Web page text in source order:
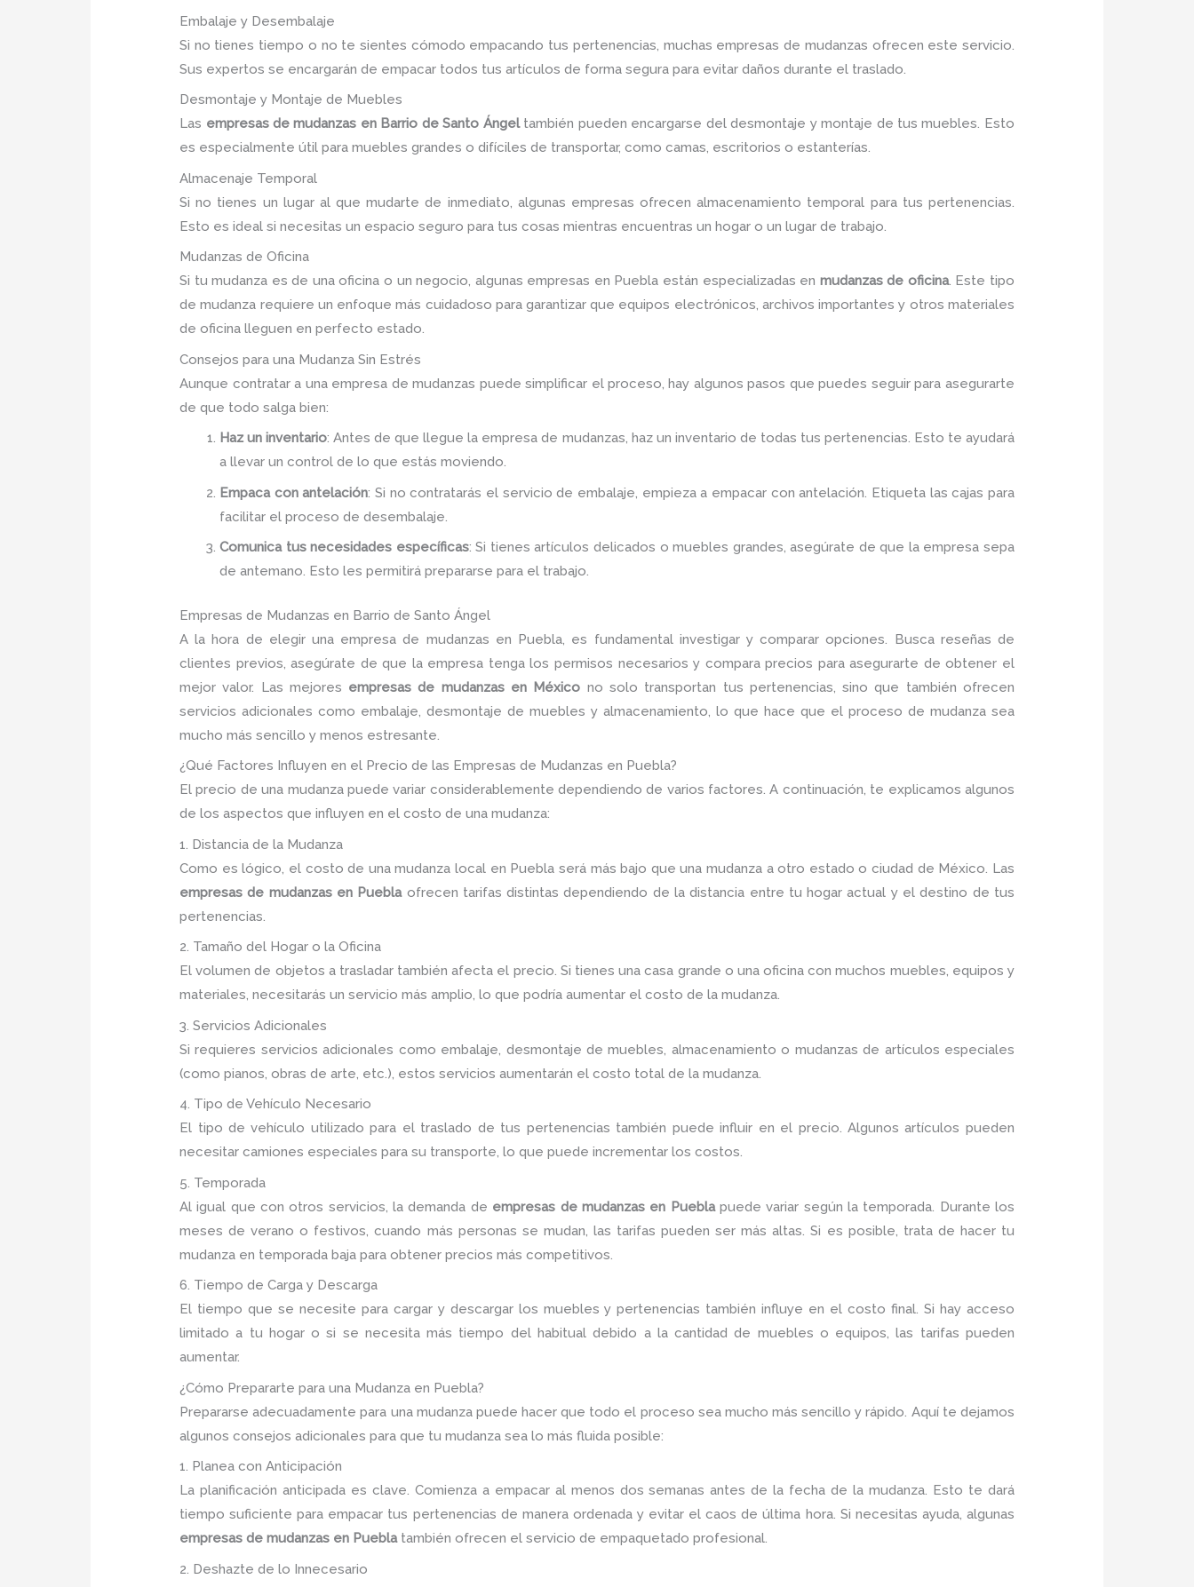
Embalaje y Desembalaje
Si no tienes tiempo o no te sientes cómodo empacando tus pertenencias, muchas empresas de mudanzas ofrecen este servicio.
Sus expertos se encargarán de empacar todos tus artículos de forma segura para evitar daños durante el traslado.
Desmontaje y Montaje de Muebles
Las empresas de mudanzas en Barrio de Santo Ángel también pueden encargarse del desmontaje y montaje de tus muebles. Esto
es especialmente útil para muebles grandes o difíciles de transportar, como camas, escritorios o estanterías.
Almacenaje Temporal
Si no tienes un lugar al que mudarte de inmediato, algunas empresas ofrecen almacenamiento temporal para tus pertenencias.
Esto es ideal si necesitas un espacio seguro para tus cosas mientras encuentras un hogar o un lugar de trabajo.
Mudanzas de Oficina
Si tu mudanza es de una oficina o un negocio, algunas empresas en Puebla están especializadas en mudanzas de oficina. Este tipo
de mudanza requiere un enfoque más cuidadoso para garantizar que equipos electrónicos, archivos importantes y otros materiales
de oficina lleguen en perfecto estado.
Consejos para una Mudanza Sin Estrés
Aunque contratar a una empresa de mudanzas puede simplificar el proceso, hay algunos pasos que puedes seguir para asegurarte
de que todo salga bien:
Haz un inventario: Antes de que llegue la empresa de mudanzas, haz un inventario de todas tus pertenencias. Esto te ayudará
a llevar un control de lo que estás moviendo.
Empaca con antelación: Si no contratarás el servicio de embalaje, empieza a empacar con antelación. Etiqueta las cajas para
facilitar el proceso de desembalaje.
Comunica tus necesidades específicas: Si tienes artículos delicados o muebles grandes, asegúrate de que la empresa sepa
de antemano. Esto les permitirá prepararse para el trabajo.
Empresas de Mudanzas en Barrio de Santo Ángel
A la hora de elegir una empresa de mudanzas en Puebla, es fundamental investigar y comparar opciones. Busca reseñas de
clientes previos, asegúrate de que la empresa tenga los permisos necesarios y compara precios para asegurarte de obtener el
mejor valor. Las mejores empresas de mudanzas en México no solo transportan tus pertenencias, sino que también ofrecen
servicios adicionales como embalaje, desmontaje de muebles y almacenamiento, lo que hace que el proceso de mudanza sea
mucho más sencillo y menos estresante.
¿Qué Factores Influyen en el Precio de las Empresas de Mudanzas en Puebla?
El precio de una mudanza puede variar considerablemente dependiendo de varios factores. A continuación, te explicamos algunos
de los aspectos que influyen en el costo de una mudanza:
1. Distancia de la Mudanza
Como es lógico, el costo de una mudanza local en Puebla será más bajo que una mudanza a otro estado o ciudad de México. Las
empresas de mudanzas en Pueblaofrecen tarifas distintas dependiendo de la distancia entre tu hogar actual y el destino de tus
pertenencias.
2. Tamaño del Hogar o la Oficina
El volumen de objetos a trasladar también afecta el precio. Si tienes una casa grande o una oficina con muchos muebles, equipos y
materiales, necesitarás un servicio más amplio, lo que podría aumentar el costo de la mudanza.
3. Servicios Adicionales
Si requieres servicios adicionales como embalaje, desmontaje de muebles, almacenamiento o mudanzas de artículos especiales
(como pianos, obras de arte, etc.), estos servicios aumentarán el costo total de la mudanza.
4. Tipo de Vehículo Necesario
El tipo de vehículo utilizado para el traslado de tus pertenencias también puede influir en el precio. Algunos artículos pueden
necesitar camiones especiales para su transporte, lo que puede incrementar los costos.
5. Temporada
Al igual que con otros servicios, la demanda de empresas de mudanzas en Pueblapuede variar según la temporada. Durante los
meses de verano o festivos, cuando más personas se mudan, las tarifas pueden ser más altas. Si es posible, trata de hacer tu
mudanza en temporada baja para obtener precios más competitivos.
6. Tiempo de Carga y Descarga
El tiempo que se necesite para cargar y descargar los muebles y pertenencias también influye en el costo final. Si hay acceso
limitado a tu hogar o si se necesita más tiempo del habitual debido a la cantidad de muebles o equipos, las tarifas pueden
aumentar.
¿Cómo Prepararte para una Mudanza en Puebla?
Prepararse adecuadamente para una mudanza puede hacer que todo el proceso sea mucho más sencillo y rápido. Aquí te dejamos
algunos consejos adicionales para que tu mudanza sea lo más fluida posible:
1. Planea con Anticipación
La planificación anticipada es clave. Comienza a empacar al menos dos semanas antes de la fecha de la mudanza. Esto te dará
tiempo suficiente para empacar tus pertenencias de manera ordenada y evitar el caos de última hora. Si necesitas ayuda, algunas
empresas de mudanzas en Pueblatambién ofrecen el servicio de empaquetado profesional.
2. Deshazte de lo Innecesario